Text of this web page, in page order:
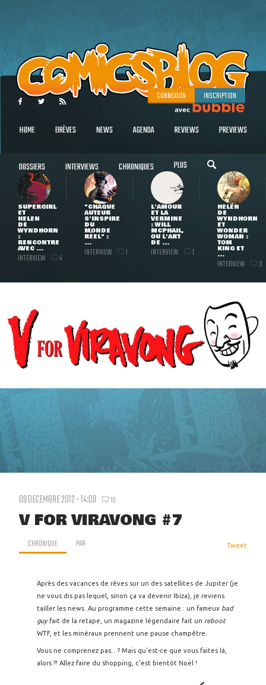
CONNEXION INSCRIPTION
HOME BRÈVES NEWS AGENDA REVIEWS PREVIEWS
DOSSIERS INTERVIEWS CHRONIQUES PLUS
SUPERGIRL
ET
HELEN
DE
WYNDHORN
:
RENCONTRE
AVEC ...
INTERVIEW 4
"CHAQUE
AUTEUR
S'INSPIRE
DU
MONDE
RÉEL" :
...
INTERVIEW 1
L'AMOUR
ET LA
VERMINE
: WILL
MCPHAIL,
OU L'ART
DE ...
INTERVIEW 1
HELEN
DE
WYNDHORN
ET
WONDER
WOMAN :
TOM
KING ET
...
INTERVIEW 3
09 DECEMBRE 2012 - 14:09 10
V FOR VIRAVONG #7
CHRONIQUE PAR Tweet
Après des vacances de rêves sur un des satellites de Jupiter (je
ne vous dis pas lequel, sinon ça va devenir Ibiza), je reviens
tailler les news. Au programme cette semaine : un fameux bad
guyfait de la retape, un magazine légendaire fait un reboot
WTF, et les minéraux prennent une pause champêtre.
Vous ne comprenez pas…? Mais qu'est-ce que vous faites là,
alors ?! Allez faire du shopping, c'est bientôt Noël !